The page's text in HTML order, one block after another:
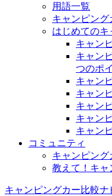
用語一覧
キャンピング
はじめてのキ
キャン
キャン
つのポ
キャン
キャン
キャン
キャン
キャン
コミュニティ
キャンピング
教えて！キャ
キャンピングカー比較ナ